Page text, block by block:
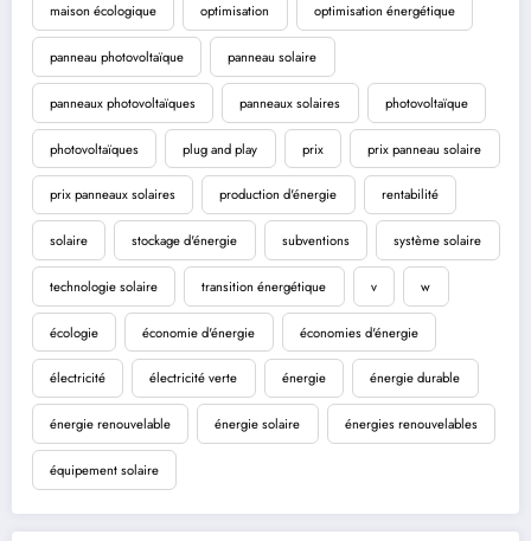
maison écologique optimisation optimisation énergétique
panneau photovoltaïque panneau solaire
panneaux photovoltaïques panneaux solaires photovoltaïque
photovoltaïques plug and play prix prix panneau solaire
prix panneaux solaires production d'énergie rentabilité
solaire stockage d'énergie subventions système solaire
technologie solaire transition énergétique v w
écologie économie d'énergie économies d'énergie
électricité électricité verte énergie énergie durable
énergie renouvelable énergie solaire énergies renouvelables
équipement solaire